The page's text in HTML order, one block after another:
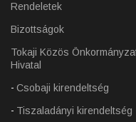
Rendeletek
Bizottságok
Tokaji Közös
Hivatal
Csobaji kirendeltség
Tiszaladányi kirendeltség